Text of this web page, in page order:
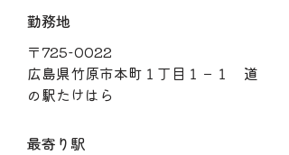
勤務地
〒725-0022
広島県竹原市本町１丁目１－１ 道
の駅たけはら
最寄り駅